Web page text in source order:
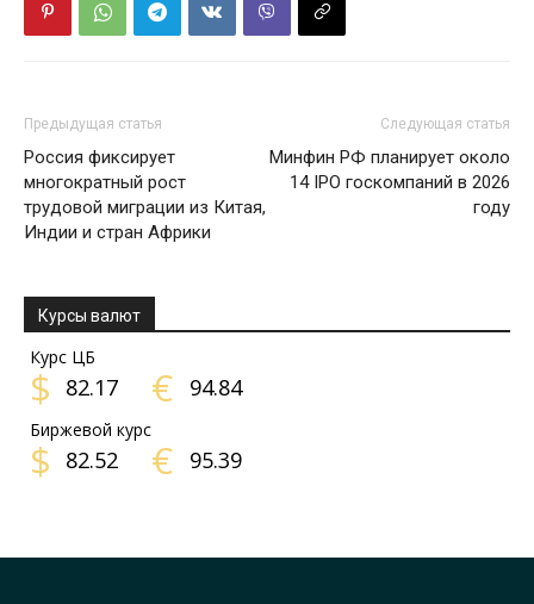
Предыдущая статья
Россия фиксирует
многократный рост
трудовой миграции из Китая,
Индии и стран Африки
Следующая статья
Минфин РФ планирует около
14 IPO госкомпаний в 2026
году
Курсы валют
Курс ЦБ
$ 82.17 € 94.84
Биржевой курс
$ 82.52 € 95.39